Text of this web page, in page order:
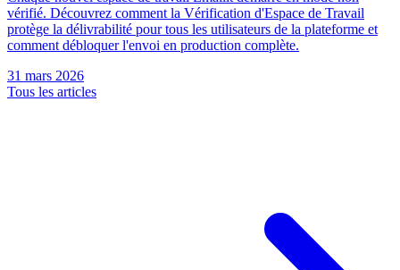
vérifié. Découvrez comment la Vérification d'Espace de Travail
protège la délivrabilité pour tous les utilisateurs de la plateforme et
comment débloquer l'envoi en production complète.
31 mars 2026
Tous les articles